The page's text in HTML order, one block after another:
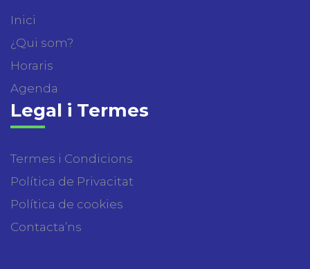
Inici
¿Qui som?
Horaris
Agenda
Legal i Termes
Termes i Condicions
Política de Privacitat
Política de cookies
Contacta’ns